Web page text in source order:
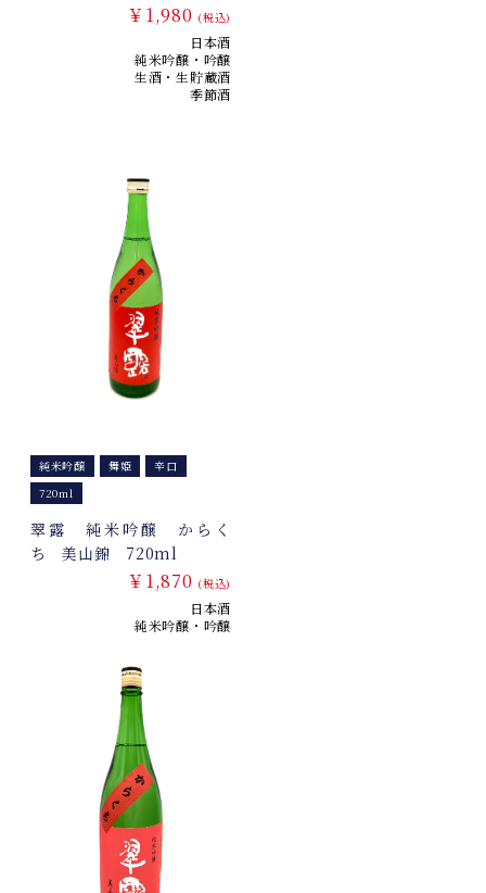
￥1,980 (税込)
日本酒
純米吟醸・吟醸
生酒・生貯蔵酒
季節酒
純米吟醸 舞姫
辛口
720ml
翠露 純米吟醸 からく
ち 美山錦 720ml
￥1,870 (税込)
日本酒
純米吟醸・吟醸